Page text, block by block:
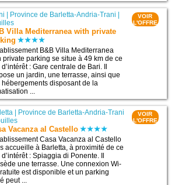
| Province de Barletta-Andria-Trani |
Villa Mediterranea with private
B&B Villa Mediterranea
private parking se situe à 49 km de ce
: Gare centrale de Bari. Il
un jardin, une terrasse, ainsi que
hébergements disposant de la
...
VOIR
L'OFFRE
| Province de Barletta-Andria-Trani
Vacanza al Castello
Casa Vacanza al Castello
accueille à Barletta, à proximité de ce
: Spiaggia di Ponente. Il
une terrasse. Une connexion Wi-
est disponible et un parking
peut ...
VOIR
L'OFFRE